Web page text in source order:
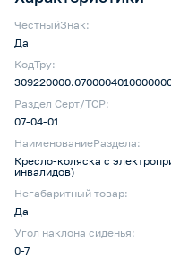
ЧестныйЗнак:
Да
КодТру:
Раздел Серт/ТСР:
07-04-01
НаименованиеРаздела:
Кресло-коляска с
инвалидов)
Негабаритный товар:
Да
Угол наклона сиденья:
0-7